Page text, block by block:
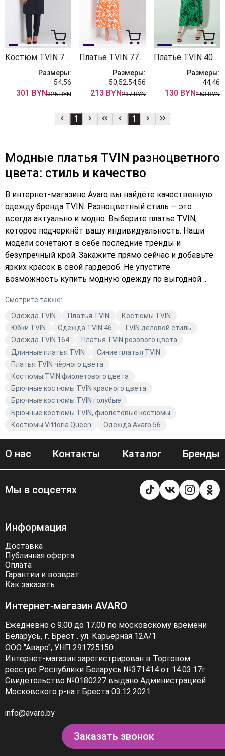
Костюм TVIN 7646 синий
Размеры:
54,56
301 BYN325 BYN
Платье TVIN 7733 оранж
Размеры:
50,52,54,56
213 BYN237 BYN
Платье TVIN 4035
Размеры:
44,46
130 BYN153 BYN
1 1
Модные платья TVIN разноцветного
цвета: стиль и качество
В интернет-магазине Avaro вы найдёте качественную
одежду бренда TVIN. Разноцветный стиль — это
всегда актуально и модно. Выберите платье TVIN,
которое подчеркнёт вашу индивидуальность. Наши
модели сочетают в себе последние тренды и
безупречный крой. Закажите прямо сейчас и добавьте
ярких красок в свой гардероб. Не упустите
возможность купить модную одежду по выгодной
мероприятия. Оформите заказ уже сегодня и
наслаждайтесь комфортом и стилем бренда Avaro.
Смотрите также:
Одежда TVIN
Платья TVIN
Костюмы TVIN
Юбки TVIN
Одежда TVIN 46
TVIN деловой стиль
Одежда TVIN 164
Платья TVIN розового цвета
Длинные платья TVIN
Синие платья TVIN
Платья TVIN чёрного цвета
Костюмы TVIN фиолетового цвета
Брючные костюмы TVIN красного цвета
Брючные костюмы TVIN голубые
Брючные костюмы TVIN, фиолетовые костюмы
Костюмы Vittoria Queen
Одежда Avaro 56
О нас Контакты Каталог Бренды
Мы в соцсетях
Информация
Доставка
Публичная оферта
Оплата
Гарантии и возврат
Как заказать
Интернет-магазин AVARO
Ежедневно с 9.00 до 17.00 по московскому времени
Беларусь, г. Брест . ул. Карьерная 12А/1
ООО "Аваро", УНП 291725150
Интернет-магазин зарегистрирован в Торговом
реестре Республики Беларусь №371414 от 14.03.17г.
Свидетельство №0180227 выдано Администрацией
Московского р-на г.Бреста 03.12.2021
info@avaro.by
Заказать звонок